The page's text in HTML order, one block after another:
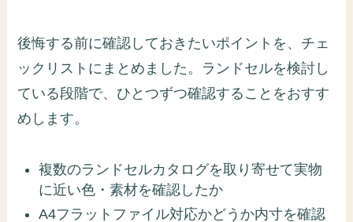
後悔する前に確認しておきたいポイントを、チェ
ックリストにまとめました。ランドセルを検討し
ている段階で、ひとつずつ確認することをおすす
めします。
複数のランドセルカタログを取り寄せて実物
に近い色・素材を確認したか
A4フラットファイル対応かどうか内寸を確認